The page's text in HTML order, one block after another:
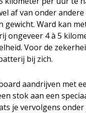
af van onder andere
gewicht. Ward kan
ongeveer 4 à 5
Voor de
bij zich.
aandrijven met
stok aan een
je vervolgens onder